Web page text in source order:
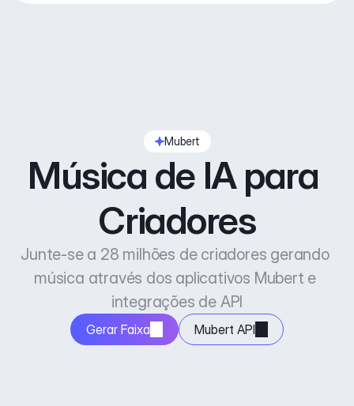
Mubert
Música de IA para
Criadores
Junte-se a 28 milhões de criadores gerando
música através dos aplicativos Mubert e
integrações de API
Gerar Faixa Mubert API